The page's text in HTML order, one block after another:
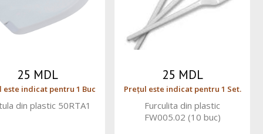
25 MDL
este indicat pentru 1 Buc
din plastic 50RTA1
25 MDL
Prețul este indicat pentru 1 Set.
Furculita din plastic
FW005.02 (10 buc)